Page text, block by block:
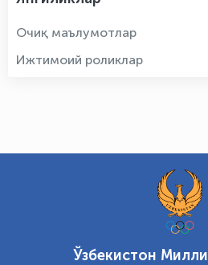
Очиқ маълумотлар
Ижтимоий роликлар
Ўзбекистон